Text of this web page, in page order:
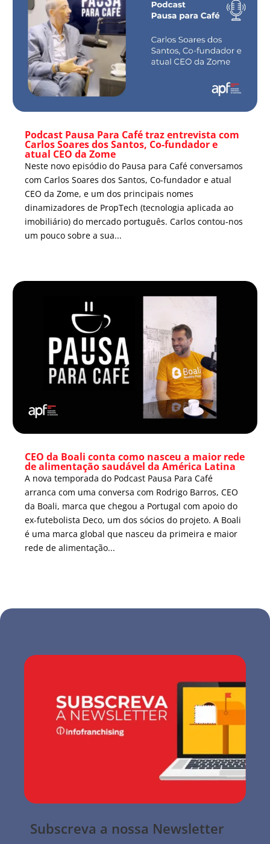
Podcast Pausa Para Café traz entrevista com
Carlos Soares dos Santos, Co-fundador e
atual CEO da Zome
Neste novo episódio do Pausa para Café conversamos
com Carlos Soares dos Santos, Co-fundador e atual
CEO da Zome, e um dos principais nomes
dinamizadores de PropTech (tecnologia aplicada ao
imobiliário) do mercado português. Carlos contou-nos
um pouco sobre a sua...
CEO da Boali conta como nasceu a maior rede
de alimentação saudável da América Latina
A nova temporada do Podcast Pausa Para Café
arranca com uma conversa com Rodrigo Barros, CEO
da Boali, marca que chegou a Portugal com apoio do
ex-futebolista Deco, um dos sócios do projeto. A Boali
é uma marca global que nasceu da primeira e maior
rede de alimentação...
Subscreva a nossa Newsletter